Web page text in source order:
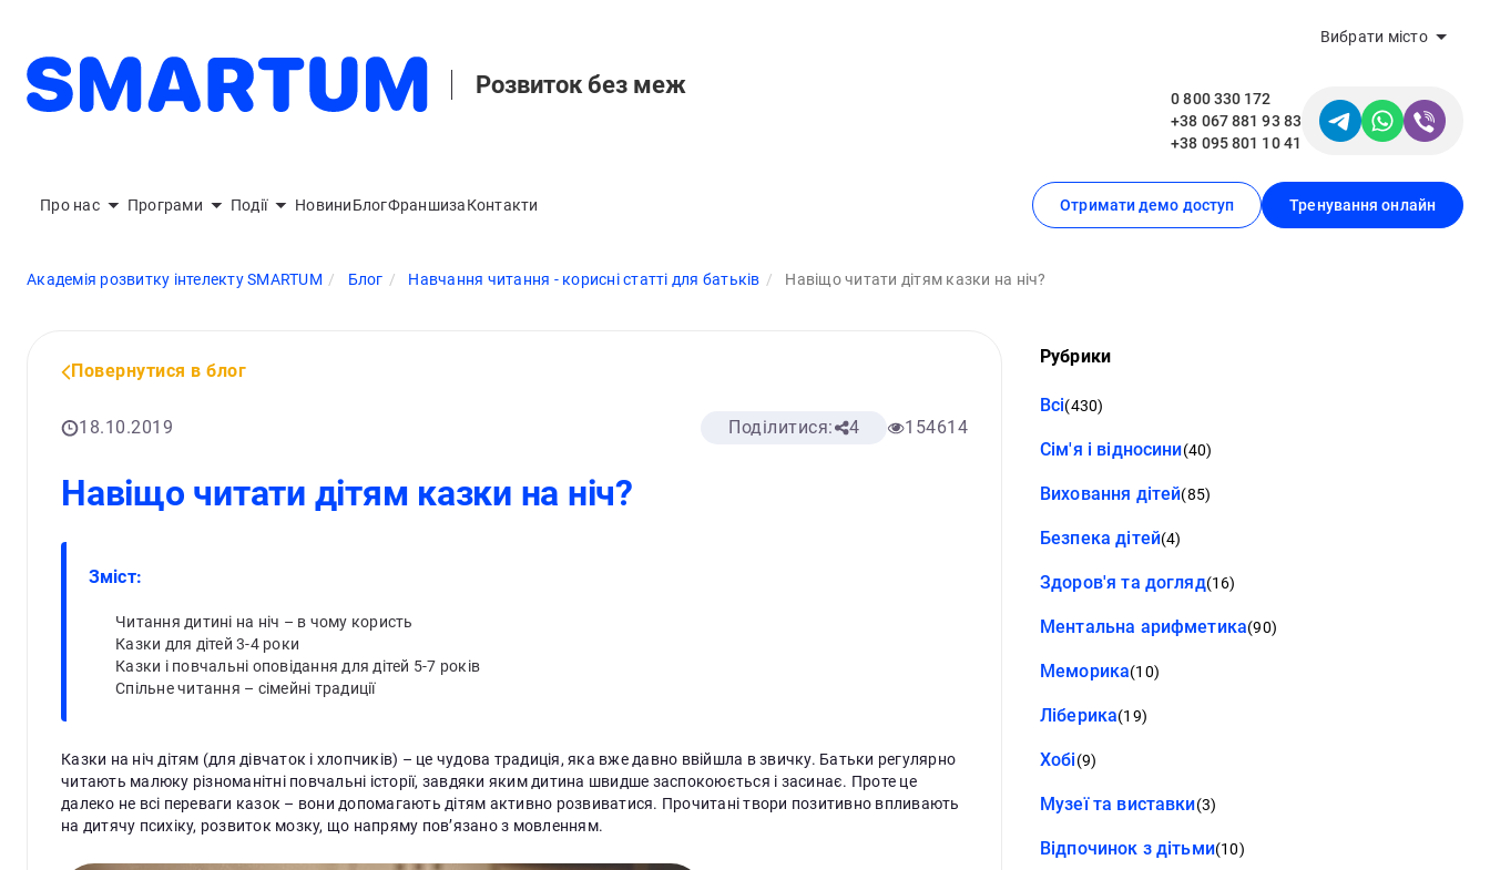
Розвиток без меж
Вибрати місто
0 800 330 172
+38 067 881 93 83
+38 095 801 10 41
Про нас Програми Події НовиниБлогФраншизаКонтакти Отримати демо доступ Тренування онлайн
Академія розвитку інтелекту SMARTUM Блог Навчання читання - корисні статті для батьків Навіщо читати дітям казки на ніч?
Повернутися в блог
18.10.2019 Поділитися: 4 154614
Навіщо читати дітям казки на ніч?
Зміст:
Читання дитині на ніч – в чому користь
Казки для дітей 3-4 роки
Казки і повчальні оповідання для дітей 5-7 років
Спільне читання – сімейні традиції
Казки на ніч дітям (для дівчаток і хлопчиків) – це чудова традиція, яка вже давно ввійшла в звичку. Батьки регулярно
читають малюку різноманітні повчальні історії, завдяки яким дитина швидше заспокоюється і засинає. Проте це
далеко не всі переваги казок – вони допомагають дітям активно розвиватися. Прочитані твори позитивно впливають
на дитячу психіку, розвиток мозку, що напряму пов’язано з мовленням.
Рубрики
Всі(430)
Сім'я і відносини(40)
Виховання дітей(85)
Безпека дітей(4)
Здоров'я та догляд(16)
Ментальна арифметика(90)
Меморика(10)
Ліберика(19)
Хобі(9)
Музеї та виставки(3)
Відпочинок з дітьми(10)